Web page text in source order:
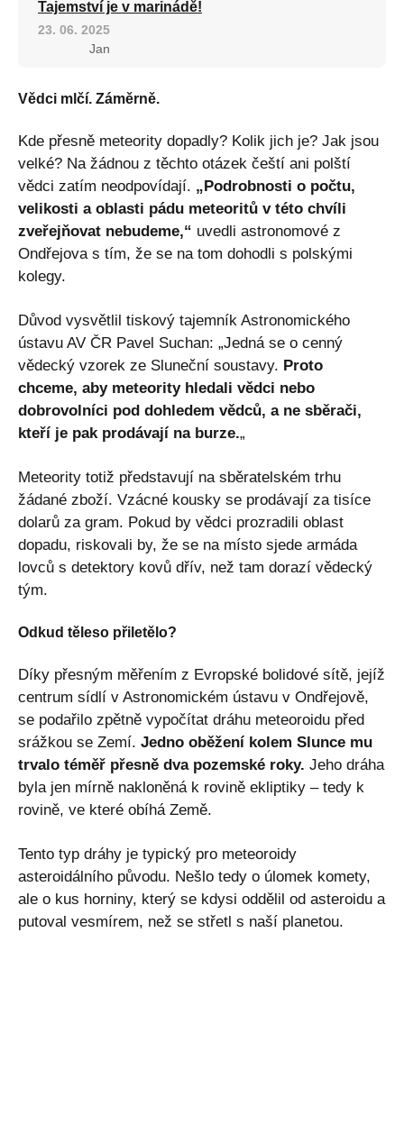
Tajemství je v marinádě!
23. 06. 2025
Jan
Vědci mlčí. Záměrně.
Kde přesně meteority dopadly? Kolik jich je? Jak jsou
velké? Na žádnou z těchto otázek čeští ani polští
vědci zatím neodpovídají. „Podrobnosti o počtu,
velikosti a oblasti pádu meteoritů v této chvíli
zveřejňovat nebudeme,“ uvedli astronomové z
Ondřejova s tím, že se na tom dohodli s polskými
kolegy.
Důvod vysvětlil tiskový tajemník Astronomického
ústavu AV ČR Pavel Suchan: „Jedná se o cenný
vědecký vzorek ze Sluneční soustavy. Proto
chceme, aby meteority hledali vědci nebo
dobrovolníci pod dohledem vědců, a ne sběrači,
kteří je pak prodávají na burze.„
Meteority totiž představují na sběratelském trhu
žádané zboží. Vzácné kousky se prodávají za tisíce
dolarů za gram. Pokud by vědci prozradili oblast
dopadu, riskovali by, že se na místo sjede armáda
lovců s detektory kovů dřív, než tam dorazí vědecký
tým.
Odkud těleso přiletělo?
Díky přesným měřením z Evropské bolidové sítě, jejíž
centrum sídlí v Astronomickém ústavu v Ondřejově,
se podařilo zpětně vypočítat dráhu meteoroidu před
srážkou se Zemí. Jedno oběžení kolem Slunce mu
trvalo téměř přesně dva pozemské roky. Jeho dráha
byla jen mírně nakloněná k rovině ekliptiky – tedy k
rovině, ve které obíhá Země.
Tento typ dráhy je typický pro meteoroidy
asteroidálního původu. Nešlo tedy o úlomek komety,
ale o kus horniny, který se kdysi oddělil od asteroidu a
putoval vesmírem, než se střetl s naší planetou.